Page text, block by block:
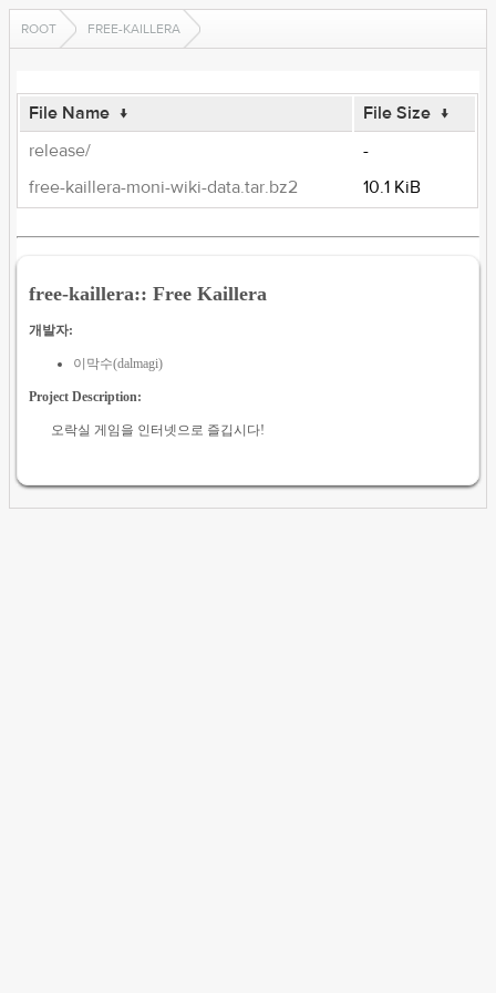
ROOT FREE-KAILLERA
File Name ↓ File Size ↓
release/
-
free-kaillera-moni-wiki-data.tar.bz2
10.1 KiB
free-kaillera:: Free Kaillera
개발자:
이막수(dalmagi)
Project Description:
오락실 게임을 인터넷으로 즐깁시다!